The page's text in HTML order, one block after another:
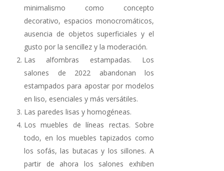
minimalismo como concepto
decorativo, espacios monocromáticos,
ausencia de objetos superficiales y el
gusto por la sencillez y la moderación.
Las alfombras estampadas. Los
salones de 2022 abandonan los
estampados para apostar por modelos
en liso, esenciales y más versátiles.
Las paredes lisas y homogéneas.
Los muebles de líneas rectas. Sobre
todo, en los muebles tapizados como
los sofás, las butacas y los sillones. A
partir de ahora los salones exhiben